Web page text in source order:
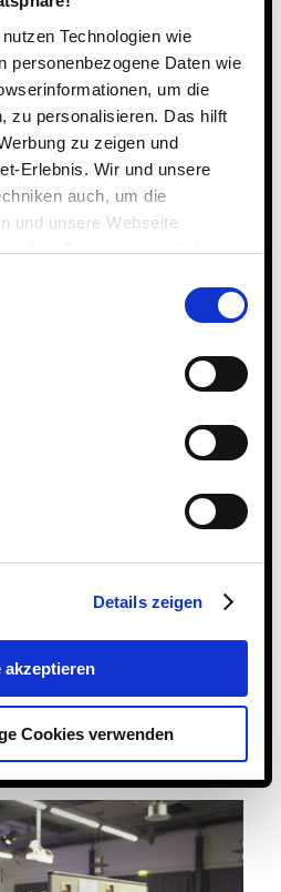
Technologien wie
personenbezogene Daten wie
um die
zu personalisieren. Das hilft
zu zeigen und
Erlebnis. Wir und unsere
auch, um die
und unsere Webseite
Ihre Privatsphäre. Daher
Details zeigen
akzeptieren
Cookies verwenden